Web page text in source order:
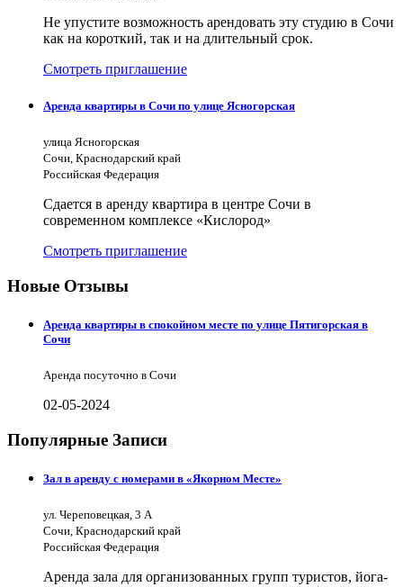
Не упустите возможность арендовать эту студию в Сочи
как на короткий, так и на длительный срок.
Смотреть приглашение
Аренда квартиры в Сочи по улице Ясногорская
улица Ясногорская
Сочи, Краснодарский край
Российская Федерация
Сдается в аренду квартира в центре Сочи в
современном комплексе «Кислород»
Смотреть приглашение
Новые Отзывы
Аренда квартиры в спокойном месте по улице Пятигорская в
Сочи
Аренда посуточно в Сочи
02-05-2024
Популярные Записи
Зал в аренду с номерами в «Якорном Месте»
ул. Череповецкая, 3 А
Сочи, Краснодарский край
Российская Федерация
Аренда зала для организованных групп туристов, йога-